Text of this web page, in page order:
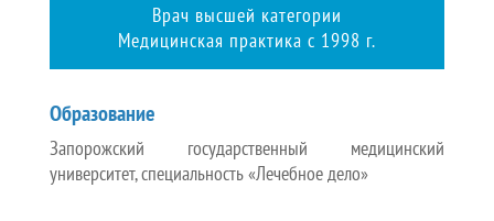
Врач высшей категории
Медицинская практика с 1998 г.
Образование
Запорожский государственный медицинский
университет, специальность «Лечебное дело»